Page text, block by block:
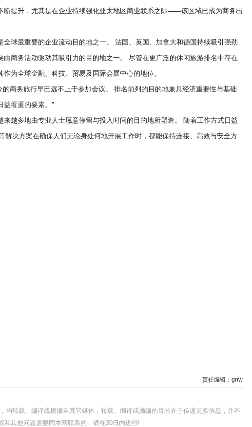
断提升，尤其是在企业持续强化亚太地区商业联系之际——该区域已成为商务出
球最重要的企业流动目的地之一。 法国、英国、加拿大和德国持续吸引强劲
商务活动驱动其吸引力的目的地之一。 尽管在更广泛的休闲旅游排名中存在
为全球金融、科技、贸易及国际会展中心的地位。
商务旅行早已远不止于参加会议。 排名前列的目的地兼具经济重要性与基础
益看重的要素。”
越多地由专业人士愿意停留与投入时间的目的地所塑造。 随着工作方式日益
解决方案在确保人们无论身处何地开展工作时，都能保持连接、高效与安全方
责任编辑：gnw
均转载、编译或摘编自其它媒体，转载、编译或摘编的目的在于传递更多信息，并不
其他问题需要同本网联系的，请在30日内进行!